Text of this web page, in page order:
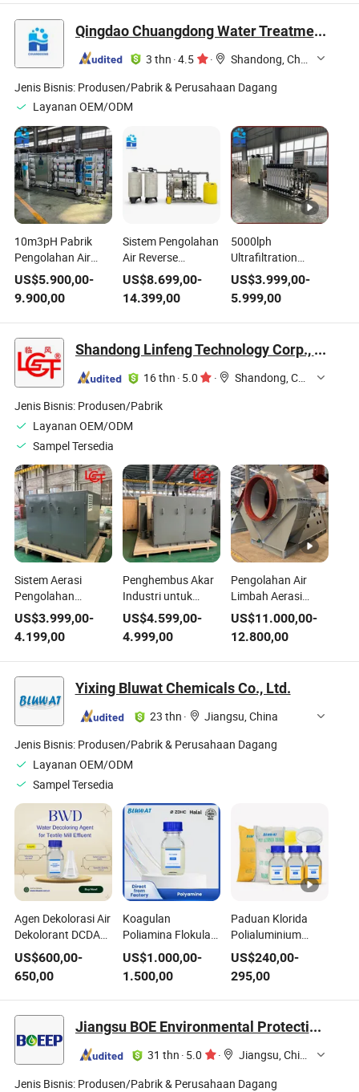
Qingdao Chuangdong Water Treatment Co., Ltd.
3 thn ·4.5 ·
Shandong, China
Jenis Bisnis: Produsen/Pabrik & Perusahaan Dagang
Layanan OEM/ODM
10m3pH Pabrik
Pengolahan Air
Pencucian
Otomatis dengan
Sistem RO
Terintegrasi untuk
Industri dan
Pertanian
US$5.900,00-
9.900,00
Sistem Pengolahan
Air Reverse
Osmosis RO untuk
Penggunaan
Kembali Air Limbah
10tph Pabrik Mesin
Tanah
US$8.699,00-
14.399,00
5000lph
Ultrafiltration
System for Well
Water River Water
Wastewater Reuse
Water Treatment
US$3.999,00-
5.999,00
Shandong Linfeng Technology Corp., Ltd.
16 thn · 5.0 ·
Shandong, China
Jenis Bisnis: Produsen/Pabrik
Layanan OEM/ODM
Sampel Tersedia
Sistem Aerasi
Pengolahan
Limbah Akar
Industri Pasokan
Oksigen Aliran
Udara Bertekanan
Tinggi
US$3.999,00-
4.199,00
Penghembus Akar
Industri untuk
Aplikasi Aerasi
Limbah dan Sistem
Pengolahan Air
Limbah
US$4.599,00-
4.999,00
Pengolahan Air
Limbah Aerasi
Blower Sentrifugal
Industri Tekanan
Tinggi
US$11.000,00-
12.800,00
Yixing Bluwat Chemicals Co., Ltd.
23 thn ·
Jiangsu, China
Jenis Bisnis: Produsen/Pabrik & Perusahaan Dagang
Layanan OEM/ODM
Sampel Tersedia
Agen Dekolorasi Air
Dekolorant DCDA
Polimer Bwd-01
untuk Pengolahan
Limbah Industri
Tekstil dan
Pewarna
US$600,00-
650,00
Koagulan
Poliamina Flokulan
Resin Kationik
Pengolahan
Limbah Polimer
Efektif untuk
Limbah Klarifier Air
Bahan Kimia
Pembersih dan
Pemurni
US$1.000,00-
1.500,00
Paduan Klorida
Polialuminium
dengan Basa
Tinggi dalam
Bentuk Bubuk PAC
30% Al2O3 untuk
Limbah
US$240,00-
295,00
Jiangsu BOE Environmental Protection Technology Co., Ltd.
31 thn · 5.0 ·
Jiangsu, China
Jenis Bisnis: Produsen/Pabrik & Perusahaan Dagang